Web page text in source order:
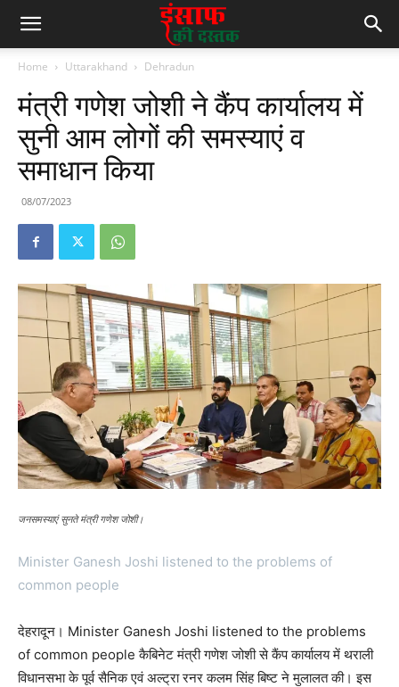
Home Uttarakhand Dehradun
मंत्री गणेश जोशी ने कैंप कार्यालय में
सुनी आम लोगों की समस्याएं व
समाधान किया
08/07/2023
जनसमस्याएं सुनते मंत्री गणेश जोशी।
Minister Ganesh Joshi listened to the problems of
common people
देहरादून। Minister Ganesh Joshi listened to the problems
of common people कैबिनेट मंत्री गणेश जोशी से कैंप कार्यालय में थराली
विधानसभा के पूर्व सैनिक एवं अल्ट्रा रनर कलम सिंह बिष्ट ने मुलालत की। इस